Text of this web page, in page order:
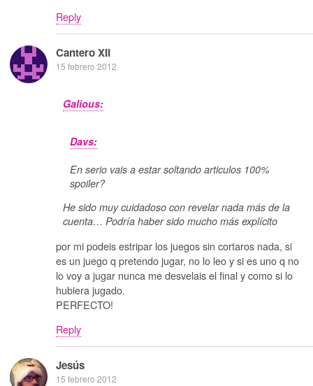
Reply
Cantero XII
15 febrero 2012
Galious:
Davs:
En serio vais a estar soltando articulos 100%
spoiler?
He sido muy cuidadoso con revelar nada más de la
cuenta… Podría haber sido mucho más explícito
por mi podeis estripar los juegos sin cortaros nada, si
es un juego q pretendo jugar, no lo leo y si es uno q no
lo voy a jugar nunca me desvelais el final y como si lo
hubiera jugado.
PERFECTO!
Reply
Jesús
15 febrero 2012